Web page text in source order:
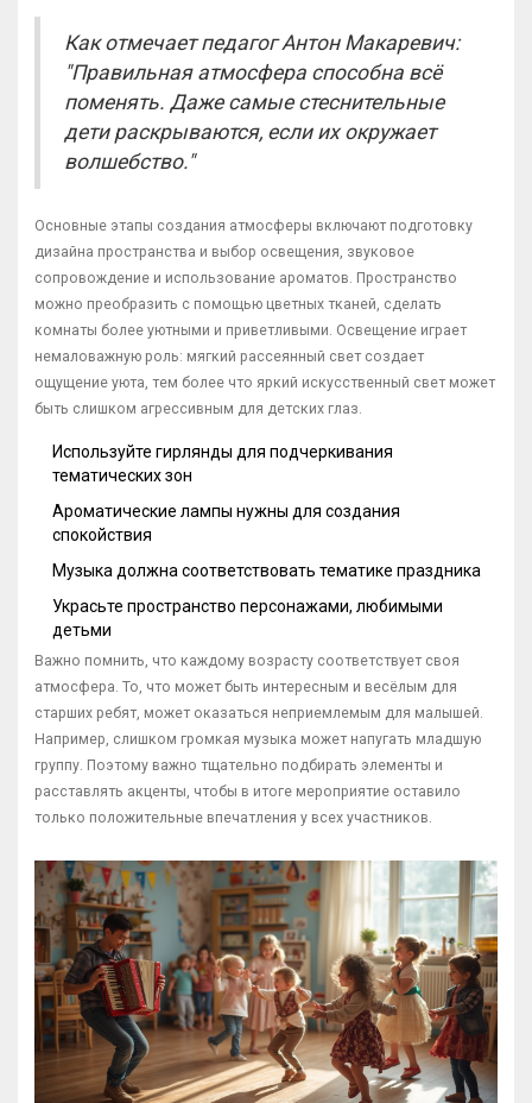
Как отмечает педагог Антон Макаревич:
"Правильная атмосфера способна всё
поменять. Даже самые стеснительные
дети раскрываются, если их окружает
волшебство."
Основные этапы создания атмосферы включают подготовку
дизайна пространства и выбор освещения, звуковое
сопровождение и использование ароматов. Пространство
можно преобразить с помощью цветных тканей, сделать
комнаты более уютными и приветливыми. Освещение играет
немаловажную роль: мягкий рассеянный свет создает
ощущение уюта, тем более что яркий искусственный свет может
быть слишком агрессивным для детских глаз.
Используйте гирлянды для подчеркивания
тематических зон
Ароматические лампы нужны для создания
спокойствия
Музыка должна соответствовать тематике праздника
Украсьте пространство персонажами, любимыми
детьми
Важно помнить, что каждому возрасту соответствует своя
атмосфера. То, что может быть интересным и весёлым для
старших ребят, может оказаться неприемлемым для малышей.
Например, слишком громкая музыка может напугать младшую
группу. Поэтому важно тщательно подбирать элементы и
расставлять акценты, чтобы в итоге мероприятие оставило
только положительные впечатления у всех участников.